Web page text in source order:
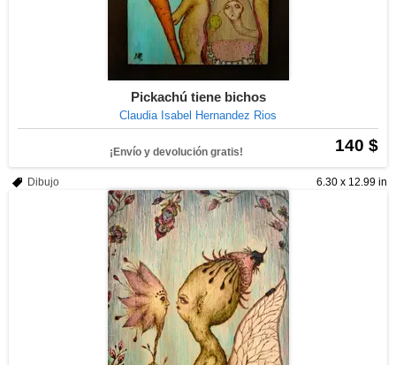
Pickachú tiene bichos
Claudia Isabel Hernandez Rios
140 $
¡Envío y devolución gratis!
6.30 x 12.99 in
Dibujo